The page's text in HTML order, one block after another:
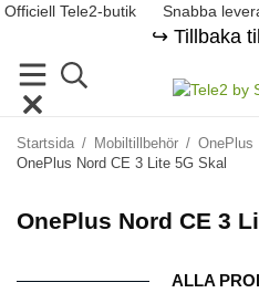
Officiell Tele2-butik Snabba
↪️ Tillbaka
Startsida / Mobiltillbehör / OnePlus
OnePlus Nord CE 3 Lite 5G Skal
OnePlus Nord CE 3
ALLA